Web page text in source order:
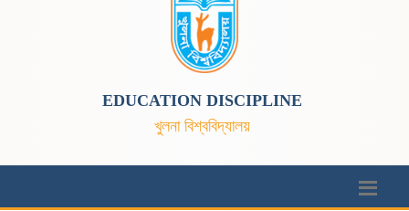
EDUCATION DISCIPLINE
খুলনা বিশ্ববিদ্যালয়